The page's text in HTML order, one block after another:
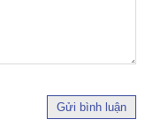
Gửi bình luận